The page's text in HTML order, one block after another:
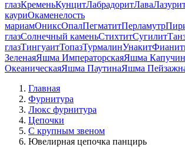
глазКременьКунцитЛабрадоритЛава
кауриОкаменелость
мариамОниксОпалПегматитПерламутр
глазСолнечный каменьСтихтитСугилит
глазТингуаитТопазТурмалинУнакит
ЗеленаяЯшма ИмператорскаяЯшма
ОкеаническаяЯшма ПаутинаЯшма
Главная
Фурнитура
Люкс фурнитура
Цепочки
С крупным звеном
Ювелирная цепочка панцирь